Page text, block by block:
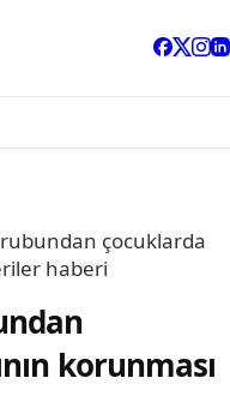
çocuklarda
haberi
korunması